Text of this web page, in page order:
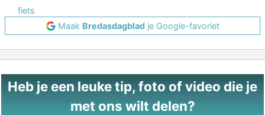
fiets
Maak Bredasdagbladje Google-favoriet
Heb je een leuke tip, foto of video die je
met ons wilt delen?